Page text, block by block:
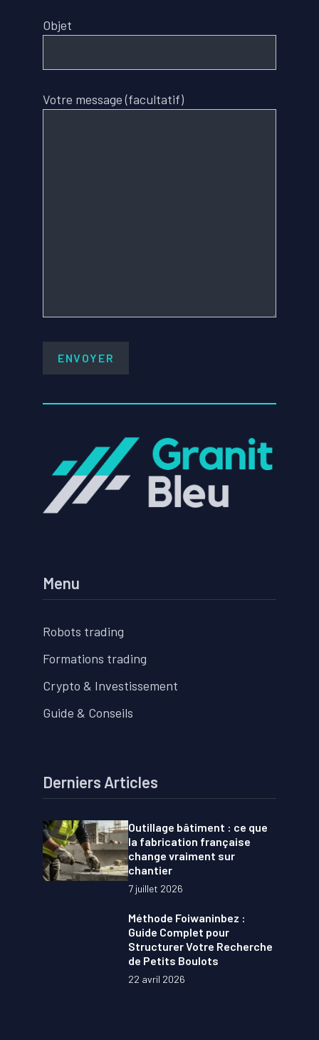
Objet
Votre message (facultatif)
Menu
Robots trading
Formations trading
Crypto & Investissement
Guide & Conseils
Derniers Articles
Outillage bâtiment : ce que
la fabrication française
change vraiment sur
chantier
7 juillet 2026
Méthode Foiwaninbez :
Guide Complet pour
Structurer Votre Recherche
de Petits Boulots
22 avril 2026